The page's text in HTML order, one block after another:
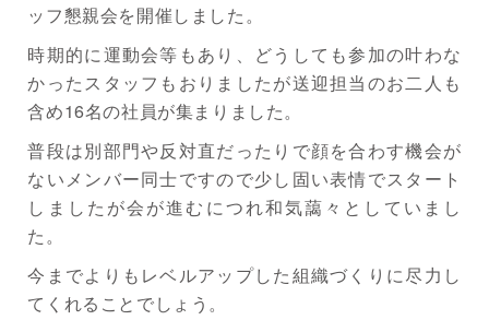
ッフ懇親会を開催しました。
時期的に運動会等もあり、どうしても参加の叶わな
かったスタッフもおりましたが送迎担当のお二人も
含め16名の社員が集まりました。
普段は別部門や反対直だったりで顔を合わす機会が
ないメンバー同士ですので少し固い表情でスタート
しましたが会が進むにつれ和気藹々としていまし
た。
今までよりもレベルアップした組織づくりに尽力し
てくれることでしょう。